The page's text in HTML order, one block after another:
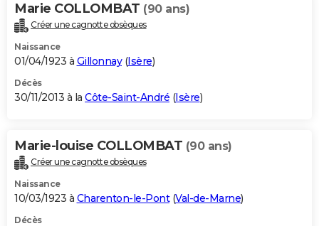
Marie COLLOMBAT (90 ans)
Créer une cagnotte obsèques
Naissance
01/04/1923 à Gillonnay(Isère)
Décès
30/11/2013 à la Côte-Saint-André (Isère)
Marie-louise COLLOMBAT (90 ans)
Créer une cagnotte obsèques
Naissance
10/03/1923 à Charenton-le-Pont(Val-de-Marne)
Décès